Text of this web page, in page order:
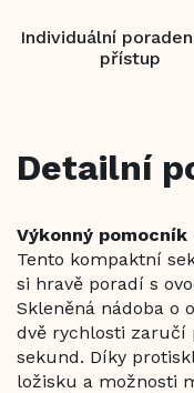
Individuální
přístup
Detailní
Výkonný
Tento kompaktní
si hravě poradí s
Skleněná nádoba o
dvě rychlosti zaručí
sekund. Díky
ložisku a možnosti